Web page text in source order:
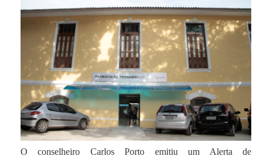
O conselheiro Carlos Porto emitiu um Alerta de